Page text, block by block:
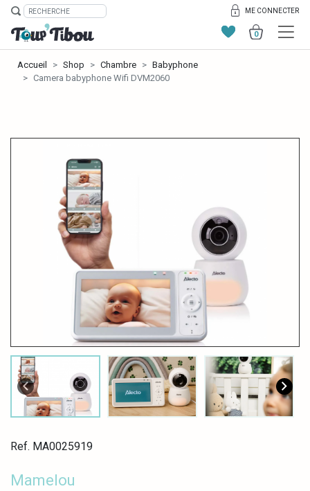
ME CONNECTER
0
Accueil Shop Chambre
Babyphone
Camera babyphone Wifi DVM2060
Ref. MA0025919
Mamelou